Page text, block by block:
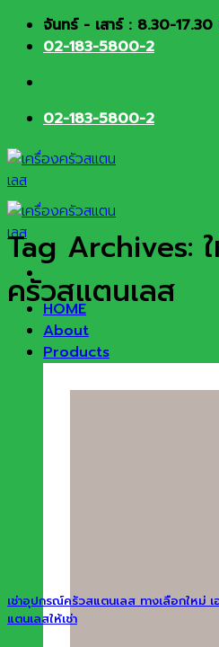
Skip จันทร์ - เสาร์ : 8.30-17.30
02-183-5800-2
02-183-5800-2
HOME
About
Products
Tag Archives:
ครัวสแตนเลส
เช่าอุปกรณ์ครัวสแตนเลส ทางเลือกใหม่
แตนเลสให้เช่า